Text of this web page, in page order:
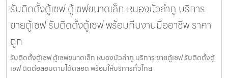
รับติดตั้งตู้เซฟ ตู้เซฟขนาดเล็ก หนองบัวลำภู บริการ
ขายตู้เซฟ รับติดตั้งตู้เซฟ พร้อมทีมงานมืออาชีพ ราคา
ถูก
รับติดตั้งตู้เซฟ ตู้เซฟขนาดเล็ก หนองบัวลำภู บริการ ขายตู้เซฟ รับติดตั้งตู้
เซฟ ติดต่อสอบถามได้ตลอด พร้อมให้บริการทั่วไทย